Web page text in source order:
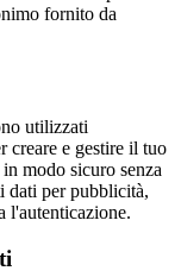
fornito da
utilizzati
creare e gestire il tuo
modo sicuro senza
dati per pubblicità,
l'autenticazione.